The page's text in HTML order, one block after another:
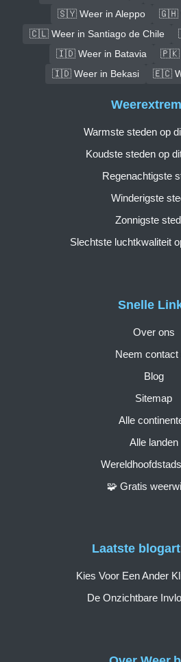
🇸🇾 Weer in Aleppo
🇬🇭
🇨🇱 Weer in Santiago de Chile
🇮🇩 Weer in Batavia
🇵🇰
🇮🇩 Weer in Bekasi
🇪🇨
Snelle
Over ons
Neem contact
Blog
Sitemap
Alle
Alle landen
🧩 Gratis
Warmste steden op
Koudste steden op
Regenachtigste
Winderigste
Zonnigste
Slechtste luchtkwaliteit
Laatste
Kies Voor Een Ander
De Onzichtbare